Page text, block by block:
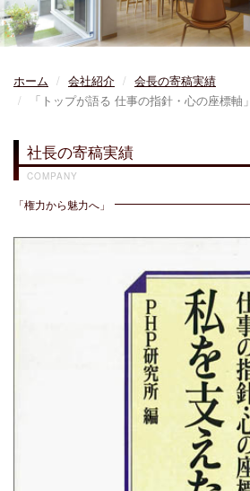
ホーム 会社紹介
会長の寄稿実績
「トップが語る 仕事の指針・心の座標軸」
社長の寄稿実績
COMPANY
「権力から魅力へ」